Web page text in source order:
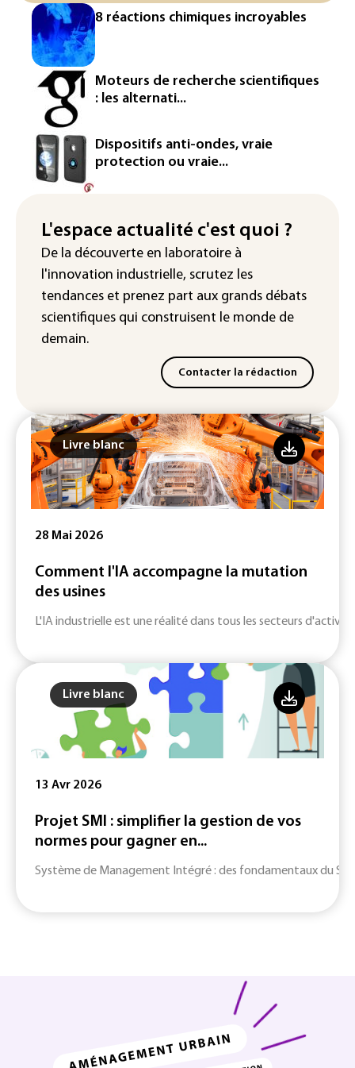
L'Europe se prépare à une baisse de la
production d'électricité lors de l'éclipse
solaire
La métropole de Rouen porte plainte
contre BASF pour pollution aux PFAS
Canicule: à l'arrêt depuis fin juillet, la
centrale de Golfech reconnectée au
réseau
Véhicules de livraison autonomes: la
homologation
Iris³: Eutelsat investira 3,4 milliards
d'euros dans la future constellation
européenne
8 réactions chimiques incroyables
Moteurs de recherche scientifiques
: les alternati...
Dispositifs anti-ondes, vraie
protection ou vraie...
L'espace actualité c'est quoi ?
De la découverte en laboratoire à
l'innovation industrielle, scrutez les
tendances et prenez part aux grands débats
scientifiques qui construisent le monde de
demain.
Contacter la rédaction
Livre blanc
28 Mai 2026
Comment l'IA accompagne la mutation
des usines
L'IA industrielle est une réalité dans tous les secteurs
Livre blanc
13 Avr 2026
Projet SMI : simplifier la gestion de vos
normes pour gagner en...
Système de Management Intégré : des fondamentaux du